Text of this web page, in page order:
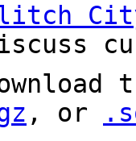
, or